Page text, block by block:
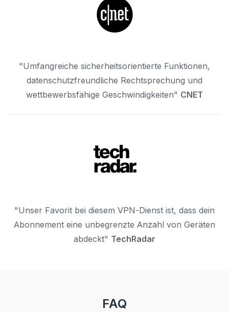
"Umfangreiche sicherheitsorientierte Funktionen,
datenschutzfreundliche Rechtsprechung und
wettbewerbsfähige Geschwindigkeiten" CNET
"Unser Favorit bei diesem VPN-Dienst ist, dass dein
Abonnement eine unbegrenzte Anzahl von Geräten
abdeckt" TechRadar
FAQ